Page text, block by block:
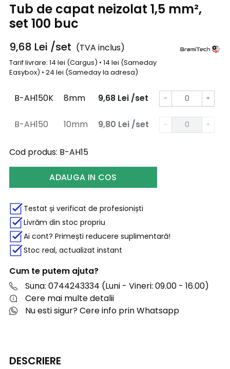
Tub de capat neizolat 1,5 mm²,
set 100 buc
9,68 Lei /set (TVA inclus)
Tarif livrare: 14 lei (Cargus) • 14 lei (Sameday
Easybox) • 24 lei (Sameday la adresa)
B-AH150K 8mm 9,68 Lei /set − +
B-AH150 10mm 9,80 Lei /set − +
Cod produs: B-AH15
ADAUGA IN COS
Testat și verificat de profesioniști
Livrăm din stoc propriu
Ai cont? Primești reducere suplimentară!
Stoc real, actualizat instant
Cum te putem ajuta?
Suna: 0744243334 (Luni - Vineri: 09.00 - 16.00)
Cere mai multe detalii
Nu esti sigur? Cere info prin Whatsapp
DESCRIERE